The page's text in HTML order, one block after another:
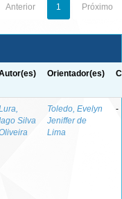
Anterior 1 Próximo
Orientador(es)
Silva
Toledo, Evelyn
Jeniffer de
Lima
-